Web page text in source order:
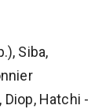
Siba,
Diop, Hatchi -